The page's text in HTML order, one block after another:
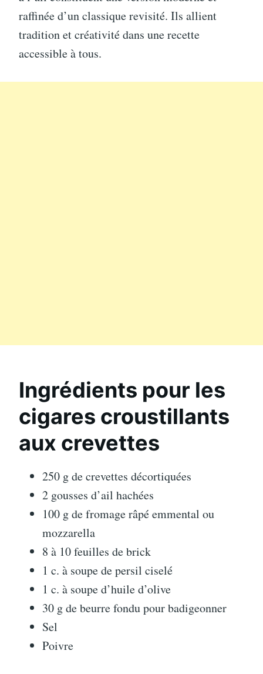
raffinée d’un classique revisité. Ils allient
tradition et créativité dans une recette
accessible à tous.
Ingrédients pour les
cigares croustillants
aux crevettes
250 g de crevettes décortiquées
2 gousses d’ail hachées
100 g de fromage râpé emmental ou
mozzarella
8 à 10 feuilles de brick
1 c. à soupe de persil ciselé
1 c. à soupe d’huile d’olive
30 g de beurre fondu pour badigeonner
Sel
Poivre